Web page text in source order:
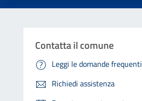
Contatta il comune
Leggi le domande frequenti
Richiedi assistenza